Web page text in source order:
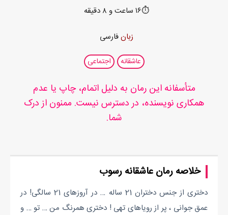
⏱️۱۶ ساعت و ۸ دقیقه
زبانفارسی
عاشقانه اجتماعی
متأسفانه این رمان به دلیل اتمام، چاپ یا عدم
همکاری نویسنده، در دسترس نیست. ممنون از درک
شما.
خلاصه رمان عاشقانه رسوب
دختری از جنس دختران 21 ساله … در آروزهای 21 سالگی! در
عمق جوانی ، پر از رویاهای تهی ! دختری همرنگ من … تو … و